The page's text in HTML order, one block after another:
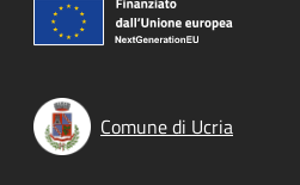
Comune di Ucria